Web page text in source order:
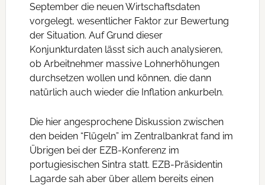
September die neuen Wirtschaftsdaten
vorgelegt, wesentlicher Faktor zur Bewertung
der Situation. Auf Grund dieser
Konjunkturdaten lässt sich auch analysieren,
ob Arbeitnehmer massive Lohnerhöhungen
durchsetzen wollen und können, die dann
natürlich auch wieder die Inflation ankurbeln.
Die hier angesprochene Diskussion zwischen
den beiden “Flügeln” im Zentralbankrat fand im
Übrigen bei der EZB-Konferenz im
portugiesischen Sintra statt. EZB-Präsidentin
Lagarde sah aber über allem bereits einen